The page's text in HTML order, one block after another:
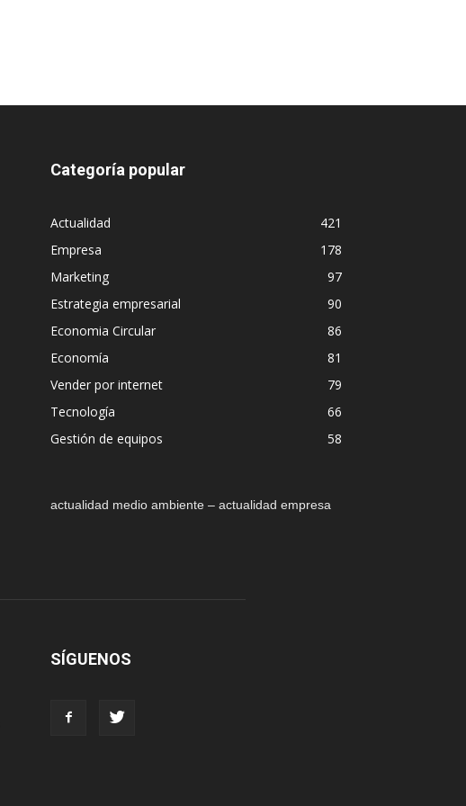
Categoría popular
Actualidad
421
Empresa
178
Marketing
97
Estrategia empresarial
90
Economia Circular
86
Economía
81
Vender por internet
79
Tecnología
66
Gestión de equipos
58
actualidad medio ambiente – actualidad empresa
SÍGUENOS